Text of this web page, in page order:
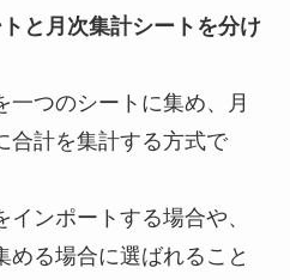
と月次集計シートを分け
一つのシートに集め、月
合計を集計する方式で
ンポートする場合や、
める場合に選ばれること